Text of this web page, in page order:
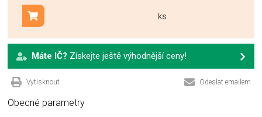
ks
Přidat do košíku
Máte IČ? Získejte ještě výhodnější ceny!
Vytisknout Odeslat emailem
Obecné parametry